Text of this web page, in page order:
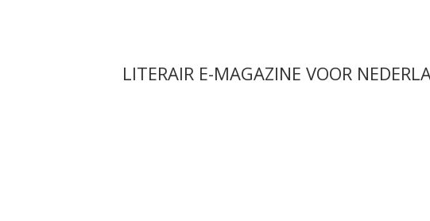
LITERAIR E-MAGAZINE VOOR